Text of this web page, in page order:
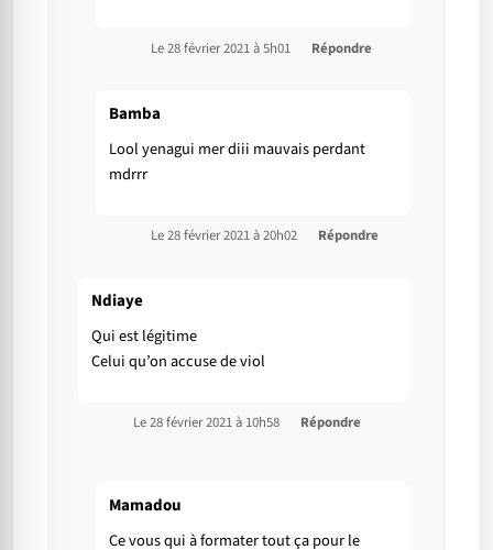
Le 28 février 2021 à 5h01 Répondre
Bamba
Lool yenagui mer diii mauvais perdant
mdrrr
Le 28 février 2021 à 20h02 Répondre
Ndiaye
Qui est légitime
Celui qu’on accuse de viol
Le 28 février 2021 à 10h58 Répondre
Mamadou
Ce vous qui à formater tout ça pour le